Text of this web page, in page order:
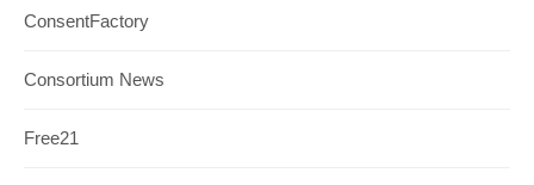
ConsentFactory
Consortium News
Free21